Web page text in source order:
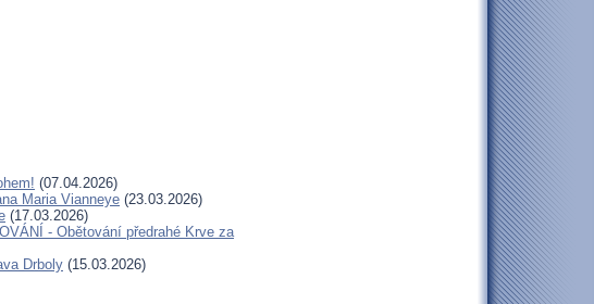
(07.04.2026)
Maria Vianneye (23.03.2026)
(17.03.2026)
- Obětování předrahé Krve za
Drboly (15.03.2026)